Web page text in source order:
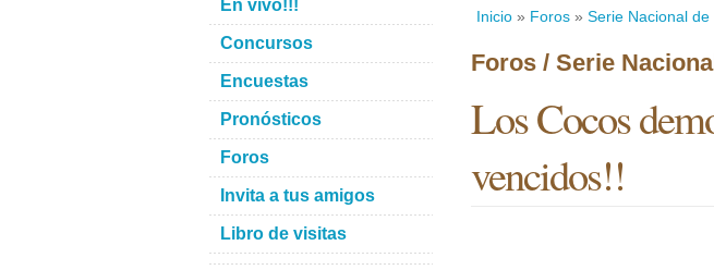
Inicio » Foros » Serie Nacional de
Foros / Serie
Los Cocos
vencidos!!
En vivo!!!
Concursos
Encuestas
Pronósticos
Foros
Invita a tus amigos
Libro de visitas